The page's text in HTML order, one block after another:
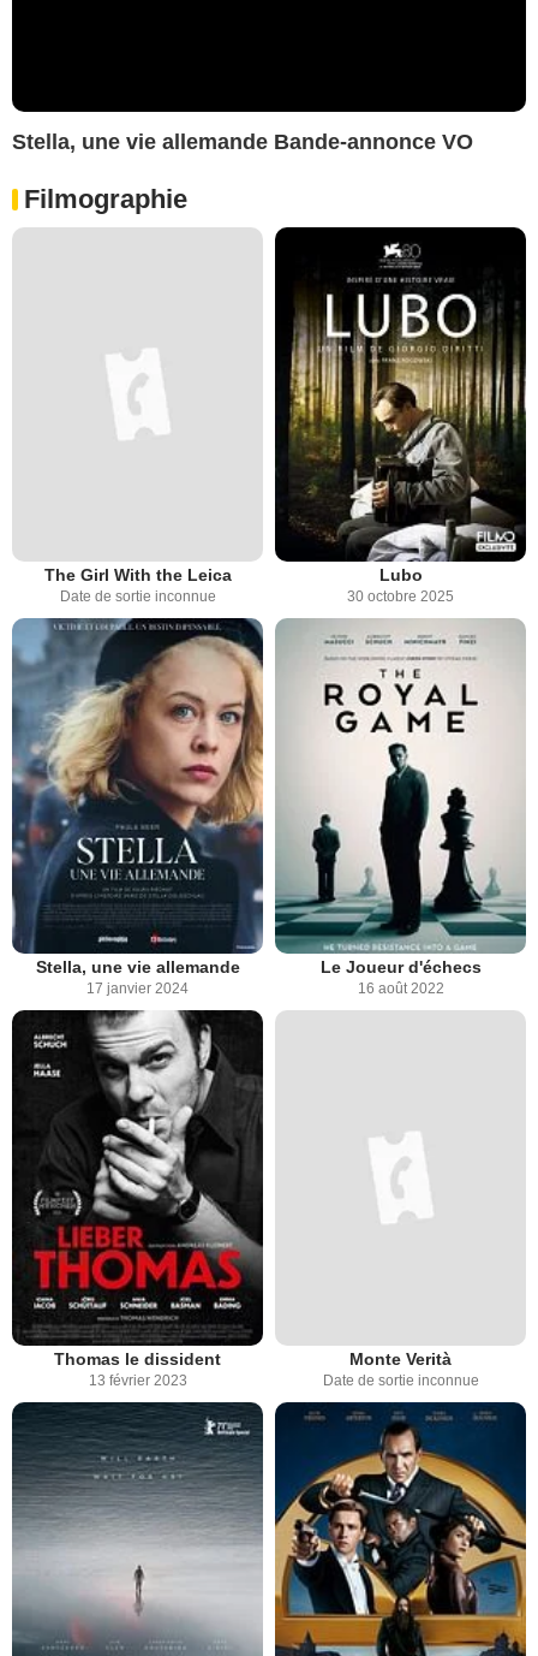
Stella, une vie allemande Bande-annonce VO
Filmographie
The Girl With the Leica
Date de sortie inconnue
Lubo
30 octobre 2025
Stella, une vie allemande
17 janvier 2024
Le Joueur d'échecs
16 août 2022
Thomas le dissident
13 février 2023
Monte Verità
Date de sortie inconnue